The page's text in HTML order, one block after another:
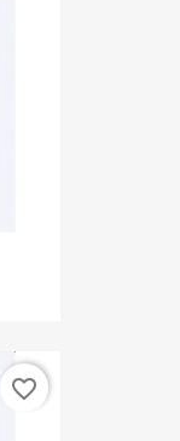
favorite_border